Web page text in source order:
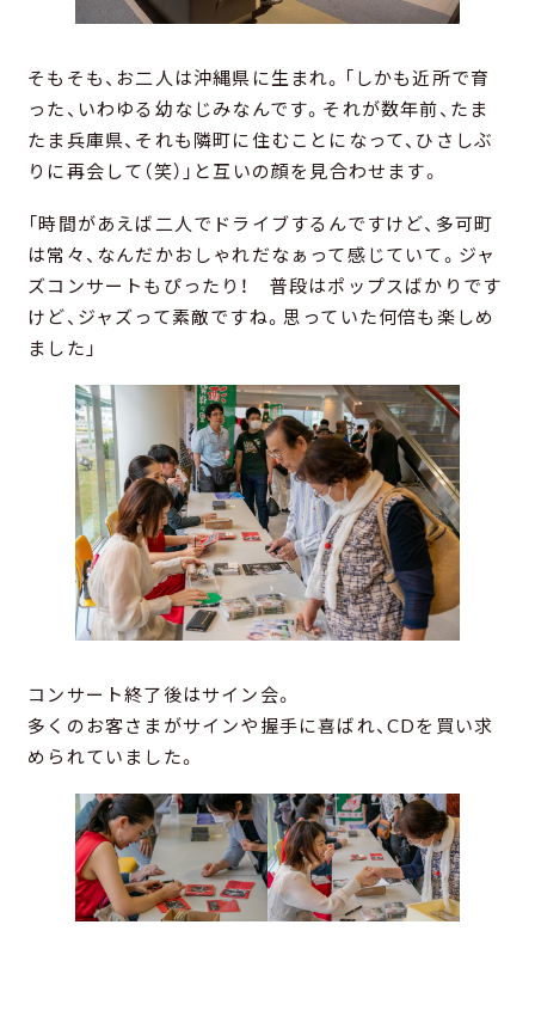
そもそも、お二人は沖縄県に生まれ。「しかも近所で育
った、いわゆる幼なじみなんです。それが数年前、たま
たま兵庫県、それも隣町に住むことになって、ひさしぶ
りに再会して（笑）」と互いの顔を見合わせます。
「時間があえば二人でドライブするんですけど、多可町
は常々、なんだかおしゃれだなぁって感じていて。ジャ
ズコンサートもぴったり！ 普段はポップスばかりです
けど、ジャズって素敵ですね。思っていた何倍も楽しめ
ました」
コンサート終了後はサイン会。
多くのお客さまがサインや握手に喜ばれ、CDを買い求
められていました。